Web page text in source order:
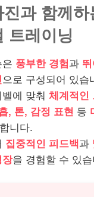
과 함께하
트레이닝
풍부한 경험과
으로 구성되어 있습
에 맞춰 체계적인
, 톤, 감정 표현 등
니다.
집중적인 피드백과
장을 경험할 수 있